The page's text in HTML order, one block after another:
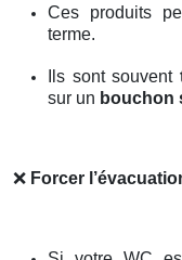
Ces produits
terme.
Ils sont souvent
sur un bouchon
❌ Forcer